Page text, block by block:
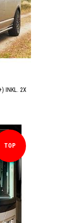
INKL. 2X
TOP